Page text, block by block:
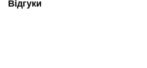
Відгуки